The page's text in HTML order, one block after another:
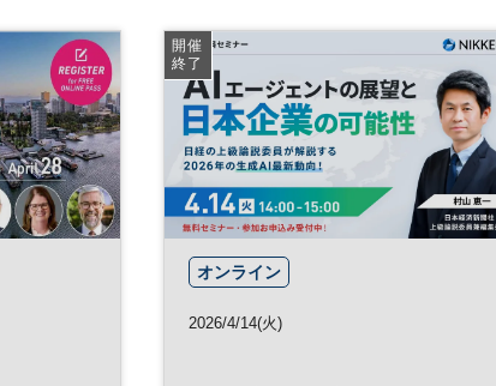
ス・シリー
開催
終了
オンライン
2026/4/14(火)